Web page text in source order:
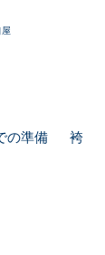
の準備 袴